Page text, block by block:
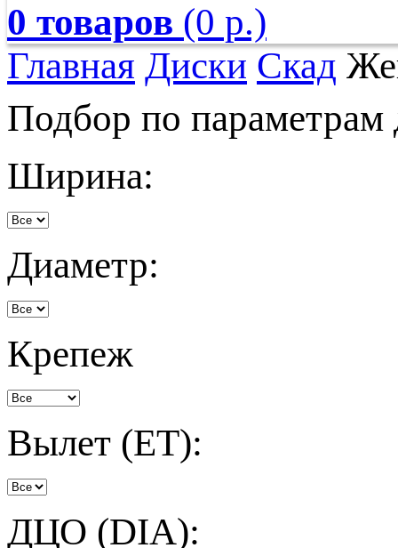
0 товаров (0 р.)
Главная Диски Скад
Подбор по параметрам
Ширина:
Диаметр:
Крепеж
Вылет (ET):
ДЦО (DIA):